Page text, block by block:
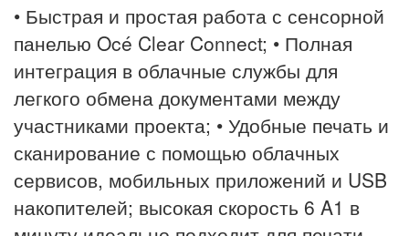
• Быстрая и простая работа с сенсорной
панелью Océ Clear Connect; • Полная
интеграция в облачные службы для
легкого обмена документами между
участниками проекта; • Удобные печать и
сканирование с помощью облачных
сервисов, мобильных приложений и USB
накопителей; высокая скорость 6 A1 в